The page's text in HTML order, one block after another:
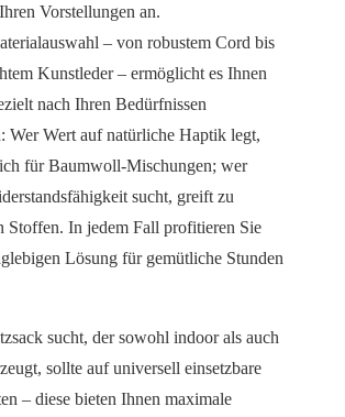
Vorstellungen an.
– von robustem Cord bis
Kunstleder – ermöglicht es Ihnen
nach Ihren Bedürfnissen
Wer Wert auf natürliche Haptik legt,
für Baumwoll-Mischungen; wer
sucht, greift zu
Stoffen. In jedem Fall profitieren Sie
Lösung für gemütliche Stunden
sucht, der sowohl indoor als auch
sollte auf universell einsetzbare
– diese bieten Ihnen maximale